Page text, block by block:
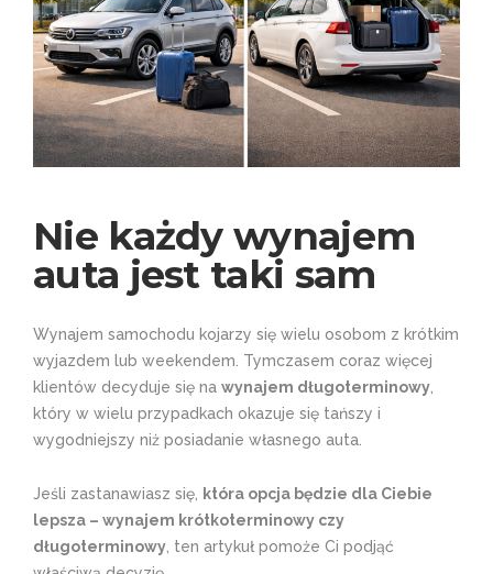
Nie każdy wynajem
auta jest taki sam
Wynajem samochodu kojarzy się wielu osobom z krótkim
wyjazdem lub weekendem. Tymczasem coraz więcej
klientów decyduje się na wynajem długoterminowy
który w wielu przypadkach okazuje się tańszy i
wygodniejszy niż posiadanie własnego auta.
Jeśli zastanawiasz się,
która opcja będzie dla Ciebie
lepsza – wynajem krótkoterminowy czy
długoterminowy , ten artykuł pomoże Ci podjąć